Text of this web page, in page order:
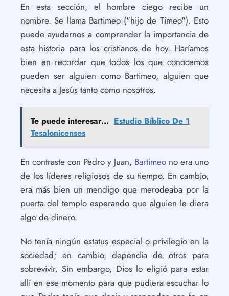
En esta sección, el hombre ciego recibe un
nombre. Se llama Bartimeo ("hijo de Timeo"). Esto
puede ayudarnos a comprender la importancia de
esta historia para los cristianos de hoy. Haríamos
bien en recordar que todos los que conocemos
pueden ser alguien como Bartimeo, alguien que
necesita a Jesús tanto como nosotros.
Te puede interesar... Estudio Bíblico De 1
Tesalonicenses
En contraste con Pedro y Juan, Bartimeono era uno
de los líderes religiosos de su tiempo. En cambio,
era más bien un mendigo que merodeaba por la
puerta del templo esperando que alguien le diera
algo de dinero.
No tenía ningún estatus especial o privilegio en la
sociedad; en cambio, dependía de otros para
sobrevivir. Sin embargo, Dios lo eligió para estar
allí en ese momento para que pudiera escuchar lo